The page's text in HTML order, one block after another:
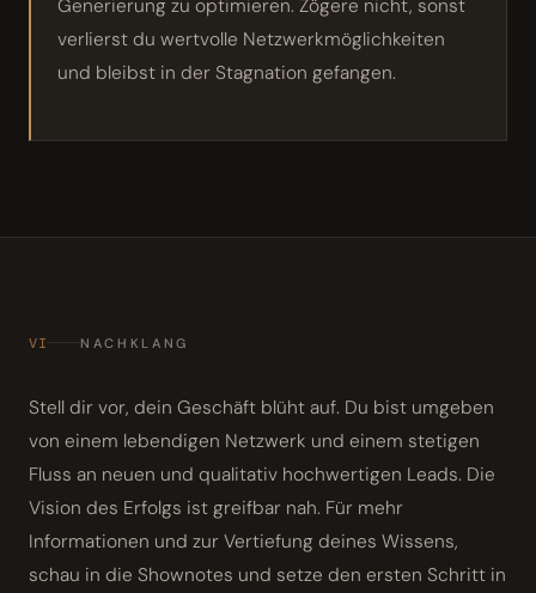
Generierung zu optimieren. Zögere nicht, sonst
verlierst du wertvolle Netzwerkmöglichkeiten
und bleibst in der Stagnation gefangen.
VI NACHKLANG
Stell dir vor, dein Geschäft blüht auf. Du bist umgeben
von einem lebendigen Netzwerk und einem stetigen
Fluss an neuen und qualitativ hochwertigen Leads. Die
Vision des Erfolgs ist greifbar nah. Für mehr
Informationen und zur Vertiefung deines Wissens,
schau in die Shownotes und setze den ersten Schritt in